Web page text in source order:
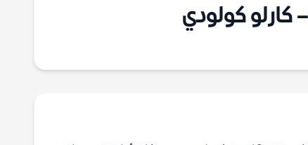
كارلو كولودي